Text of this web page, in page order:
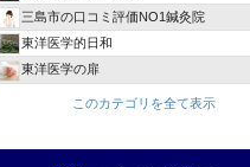
三島市の口コミ評価NO1鍼灸院
東洋医学的日和
東洋医学の扉
このカテゴリを全て表示